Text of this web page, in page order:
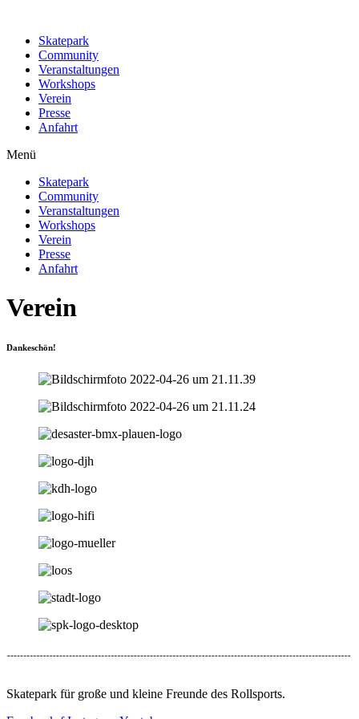
Skatepark
Community
Veranstaltungen
Workshops
Verein
Presse
Anfahrt
Menü
Skatepark
Community
Veranstaltungen
Workshops
Verein
Presse
Anfahrt
Verein
Dankeschön!
Skatepark für große und kleine Freunde des Rollsports.